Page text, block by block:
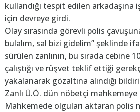
kullandığı tespit edilen arkadaşına
için devreye girdi.
Olay sırasında görevli polis
bulalım, sal bizi gidelim” şeklinde
sürülen zanlının, bu sırada cebine
çalıştığı ve rüşvet teklif ettiği
yakalanarak gözaltına alındığı
Zanlı Ü.Ö. dün nöbetçi mahkemeye
Mahkemede olguları aktaran polis